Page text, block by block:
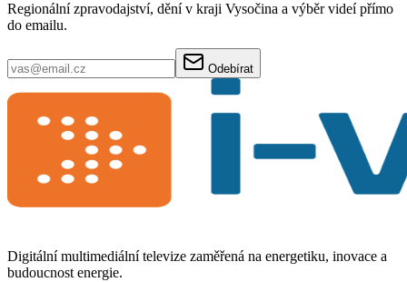
Regionální zpravodajství, dění v kraji Vysočina a výběr videí přímo
do emailu.
Odebírat
Digitální multimediální televize zaměřená na energetiku, inovace a
budoucnost energie.